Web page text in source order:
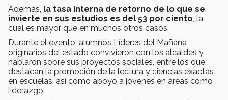
Además, la tasa interna de retorno de lo que se
invierte en sus estudios es del 53 por ciento, la
cual es mayor que en muchos otros casos.
Durante el evento, alumnos Líderes del Mañana
originarios del estado convivieron con los alcaldes y
hablaron sobre sus proyectos sociales, entre los que
destacan la promoción de la lectura y ciencias exactas
en escuelas, así como apoyo a jóvenes en áreas como
liderazgo.